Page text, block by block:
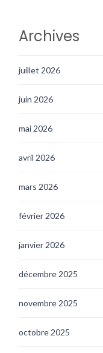
Archives
juillet 2026
juin 2026
mai 2026
avril 2026
mars 2026
février 2026
janvier 2026
décembre 2025
novembre 2025
octobre 2025